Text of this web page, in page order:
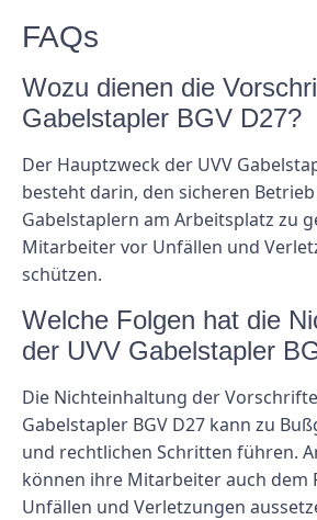
FAQs
Wozu dienen die
Gabelstapler BGV D27?
Der Hauptzweck der UVV
besteht darin, den sicheren
Gabelstaplern am Arbeitsplatz zu
Mitarbeiter vor Unfällen und
schützen.
Welche Folgen hat die
der UVV Gabelstapler
Die Nichteinhaltung der
Gabelstapler BGV D27 kann zu
und rechtlichen Schritten führen.
können ihre Mitarbeiter auch dem
Unfällen und Verletzungen